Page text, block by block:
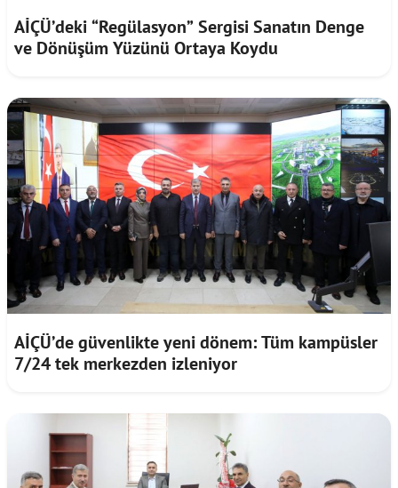
AİÇÜ’deki “Regülasyon” Sergisi Sanatın Denge
ve Dönüşüm Yüzünü Ortaya Koydu
AİÇÜ’de güvenlikte yeni dönem: Tüm kampüsler
7/24 tek merkezden izleniyor